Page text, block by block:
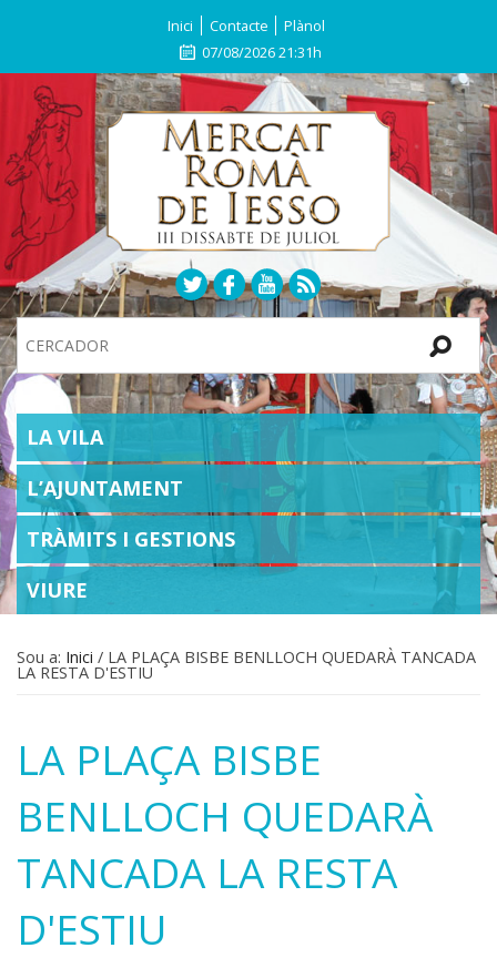
Inici Contacte
Plànol
07/08/2026 21:31h
Search
Site
SECTIONS
LA VILA
L’AJUNTAMENT
TRÀMITS I GESTIONS
VIURE
Sou a: Inici / LA PLAÇA BISBE BENLLOCH QUEDARÀ TANCADA
LA RESTA D'ESTIU
LA PLAÇA BISBE
BENLLOCH QUEDARÀ
TANCADA LA RESTA
D'ESTIU